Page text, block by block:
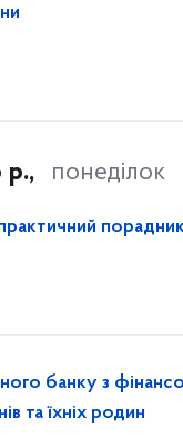
р., понеділок
банку з
та їхніх родин